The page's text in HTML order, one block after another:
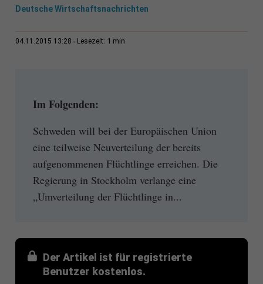
Deutsche Wirtschaftsnachrichten
04.11.2015 13:28 Lesezeit: 1 min
Im Folgenden:
Schweden will bei der Europäischen Union
eine teilweise Neuverteilung der bereits
aufgenommenen Flüchtlinge erreichen. Die
Regierung in Stockholm verlange eine
„Umverteilung der Flüchtlinge in...
Der Artikel ist für registrierte
Benutzer kostenlos.